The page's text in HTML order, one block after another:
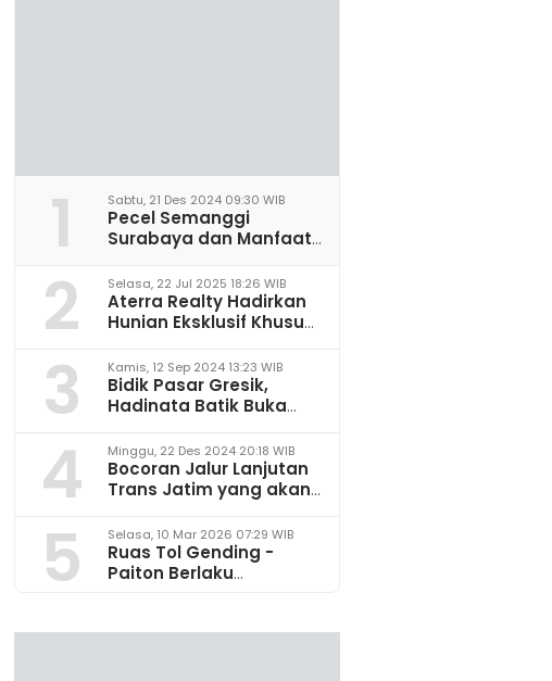
1 Sabtu, 21 Des 2024 09:30 WIB
Pecel Semanggi
Surabaya dan Manfaat
Saraf
2 Selasa, 22 Jul 2025 18:26 WIB
Aterra Realty Hadirkan
Hunian Eksklusif Khusus
Malang
3 Kamis, 12 Sep 2024 13:23 WIB
Bidik Pasar Gresik,
Hadinata Batik Buka
4 Minggu, 22 Des 2024 20:18 WIB
Bocoran Jalur Lanjutan
Trans Jatim yang akan
2025
5 Selasa, 10 Mar 2026 07:29 WIB
Ruas Tol Gending -
Paiton Berlaku